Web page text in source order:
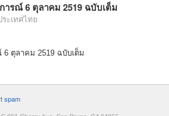
ารณ์ 6 ตุลาคม 2519 ฉบับเต็ม
ะเทศไทย
6 ตุลาคม 2519 ฉบับเต็ม
spam